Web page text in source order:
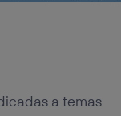
a temas